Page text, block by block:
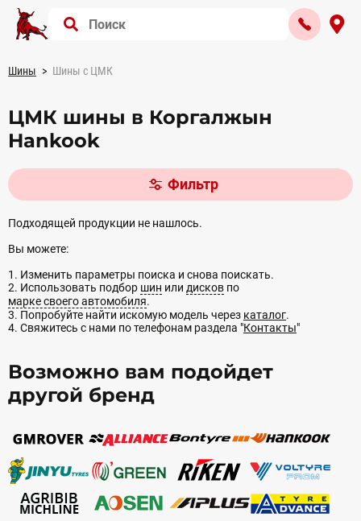
Шины Шины с ЦМК
ЦМК шины в Коргалжын
Hankook
Фильтр
Подходящей продукции не нашлось.
Вы можете:
1. Изменить параметры поиска и снова поискать.
2. Использовать подбор шин или дисков по
марке своего автомобиля.
3. Попробуйте найти искомую модель через каталог.
4. Свяжитесь с нами по телефонам раздела "Контакты"
Возможно вам подойдет
другой бренд